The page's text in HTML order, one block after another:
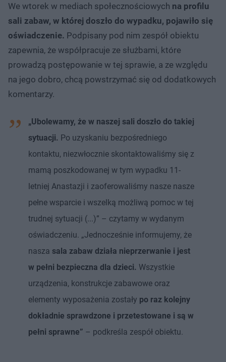
We wtorek w mediach społecznościowych na profilu
sali zabaw, w której doszło do wypadku, pojawiło się
oświadczenie. Podpisany pod nim zespół obiektu
zapewnia, że współpracuje ze służbami, które
prowadzą postępowanie w tej sprawie, a ze względu
na jego dobro, chcą powstrzymać się od dodatkowych
komentarzy.
„Ubolewamy, że w naszej sali doszło do takiej
sytuacji. Po uzyskaniu bezpośredniego
kontaktu, niezwłocznie skontaktowaliśmy się z
mamą poszkodowanej w tym wypadku 11-
letniej Anastazji i zaoferowaliśmy nasze nasze
pełne wsparcie i wszelką możliwą pomoc w tej
trudnej sytuacji (...)” – czytamy w wydanym
oświadczeniu. „Jednocześnie informujemy, że
nasza sala zabaw działa nieprzerwanie i jest
w pełni bezpieczna dla dzieci. Wszystkie
urządzenia, konstrukcje zabawowe oraz
elementy wyposażenia zostały po raz kolejny
dokładnie sprawdzone i przetestowane i są w
pełni sprawne” – podkreśla zespół obiektu.